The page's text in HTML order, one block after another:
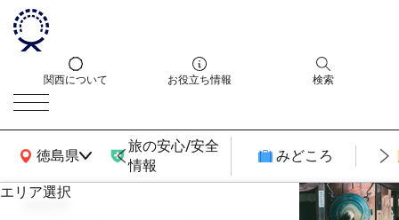
関西について お役立ち情報 検索
徳島県
関西広域MAP
旅の安心/安全
情報
みどころ
エリア選択
エ
search